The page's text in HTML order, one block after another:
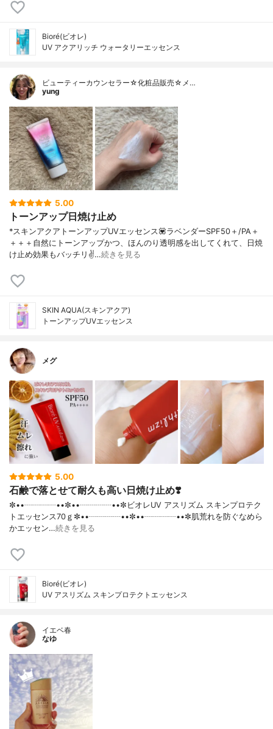
Bioré(ビオレ)
UV アクアリッチ ウォータリーエッセンス
ビューティーカウンセラー☆化粧品販売☆メ…
yung
5.00
トーンアップ日焼け止め
*スキンアクアトーンアップUVエッセンス💟ラベンダーSPF50＋/PA＋
＋＋＋自然にトーンアップかつ、ほんのり透明感を出してくれて、日焼
け止め効果もバッチリ✌️…続きを見る
SKIN AQUA(スキンアクア)
トーンアップUVエッセンス
メグ
5.00
石鹸で落とせて耐久も高い日焼け止め❣️
✼••┈┈┈┈••✼••┈┈┈┈••✼ビオレUV アスリズム スキンプロテク
トエッセンス70ｇ✼••┈┈┈┈••✼••┈┈┈┈••✼肌荒れを防ぐなめら
かエッセン…続きを見る
Bioré(ビオレ)
UV アスリズム スキンプロテクトエッセンス
イエベ春
なゆ